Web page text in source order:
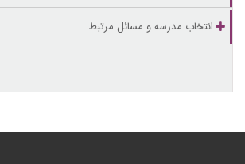
انتخاب مدرسه و مسائل مرتبط